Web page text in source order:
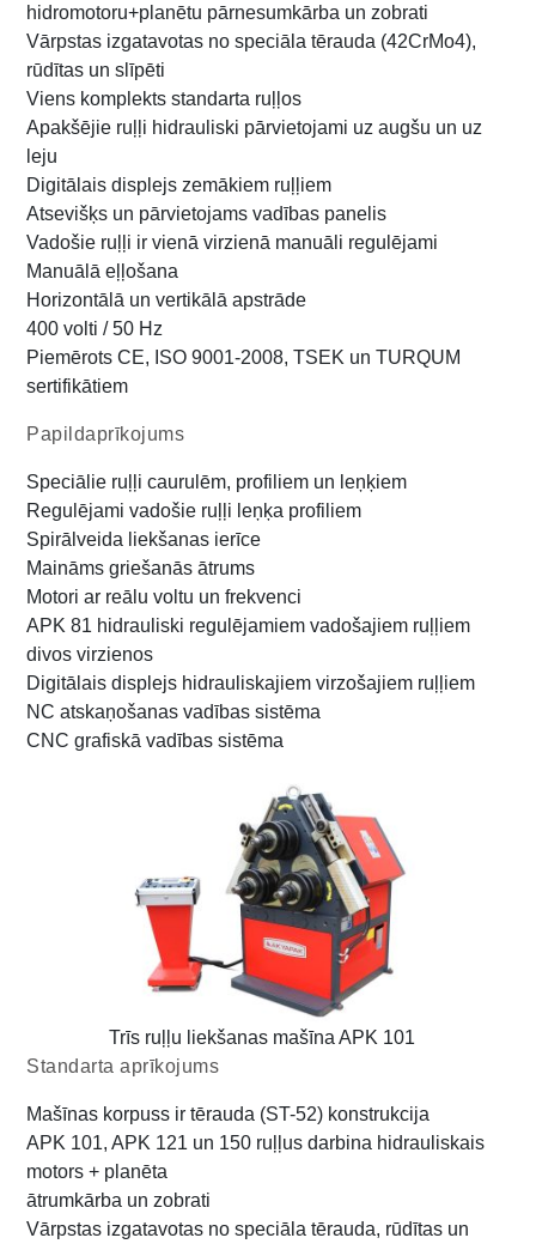
hidromotoru+planētu pārnesumkārba un zobrati
Vārpstas izgatavotas no speciāla tērauda (42CrMo4),
rūdītas un slīpēti
Viens komplekts standarta ruļļos
Apakšējie ruļļi hidrauliski pārvietojami uz augšu un uz
leju
Digitālais displejs zemākiem ruļļiem
Atsevišķs un pārvietojams vadības panelis
Vadošie ruļļi ir vienā virzienā manuāli regulējami
Manuālā eļļošana
Horizontālā un vertikālā apstrāde
400 volti / 50 Hz
Piemērots CE, ISO 9001-2008, TSEK un TURQUM
sertifikātiem
Papildaprīkojums
Speciālie ruļļi caurulēm, profiliem un leņķiem
Regulējami vadošie ruļļi leņķa profiliem
Spirālveida liekšanas ierīce
Maināms griešanās ātrums
Motori ar reālu voltu un frekvenci
APK 81 hidrauliski regulējamiem vadošajiem ruļļiem
divos virzienos
Digitālais displejs hidrauliskajiem virzošajiem ruļļiem
NC atskaņošanas vadības sistēma
CNC grafiskā vadības sistēma
Trīs ruļļu liekšanas mašīna APK 101
Standarta aprīkojums
Mašīnas korpuss ir tērauda (ST-52) konstrukcija
APK 101, APK 121 un 150 ruļļus darbina hidrauliskais
motors + planēta
ātrumkārba un zobrati
Vārpstas izgatavotas no speciāla tērauda, rūdītas un